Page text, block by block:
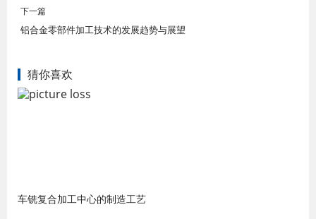
下一篇
铝合金零部件加工技术的发展趋势与展望
猜你喜欢
车铣复合加工中心的制造工艺